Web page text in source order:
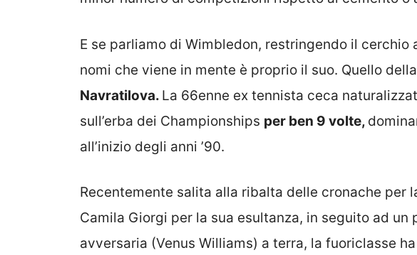
E se parliamo di Wimbledon, restringendo il cerchio
nomi che viene in mente è proprio il suo. Quello
Navratilova. La 66enne ex tennista ceca
sull’erba dei Championships per ben 9 volte,
all’inizio degli anni ’90.
Recentemente salita alla ribalta delle cronache per
Camila Giorgi per la sua esultanza, in seguito ad un
avversaria (Venus Williams) a terra, la fuoriclasse